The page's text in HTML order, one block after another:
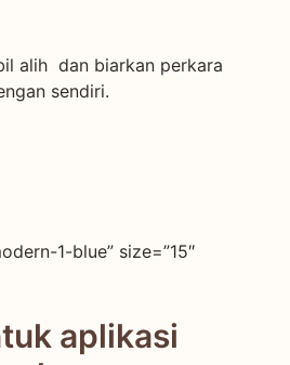
alih dan biarkan perkara
sendiri.
1-blue” size=”15″
aplikasi